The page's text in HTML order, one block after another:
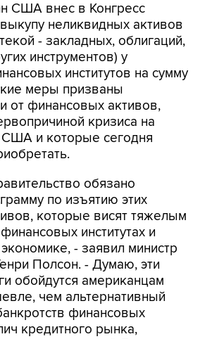
США внес в Конгресс
неликвидных активов
- закладных, облигаций,
инструментов) у
институтов на сумму
меры призваны
от финансовых активов,
кризиса на
и которые сегодня
обязано
по изъятию этих
которые висят тяжелым
институтах и
- заявил министр
Полсон. - Думаю, эти
обойдутся американцам
чем альтернативный
финансовых
кредитного рынка,